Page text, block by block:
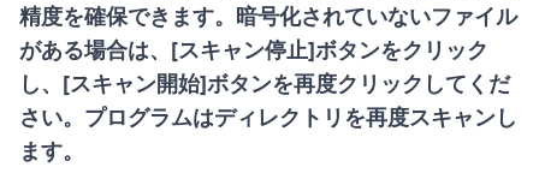
精度を確保できます。暗号化されていないファイル
がある場合は、[スキャン停止]ボタンをクリック
し、[スキャン開始]ボタンを再度クリックしてくだ
さい。プログラムはディレクトリを再度スキャンし
ます。